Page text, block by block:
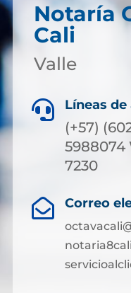
Notaría
Cali
Valle
 Líneas
(+57)
5988074
7230
 Correo